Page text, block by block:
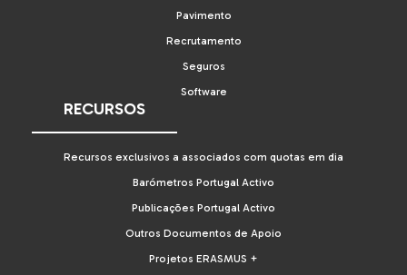
Pavimento
Recrutamento
Seguros
Software
RECURSOS
Recursos exclusivos a associados com quotas em dia
Barómetros Portugal Activo
Publicações Portugal Activo
Outros Documentos de Apoio
Projetos ERASMUS +